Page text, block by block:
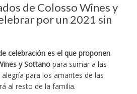
de Colosso Wines y
por un 2021 sin
celebración es el que proponen
y Sottano para sumar a las
para los amantes de las
al resto de la familia.